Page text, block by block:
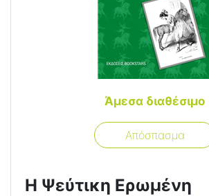
Άμεσα διαθέσιμο
Απόσπασμα
Η Ψεύτικη Ερωμένη